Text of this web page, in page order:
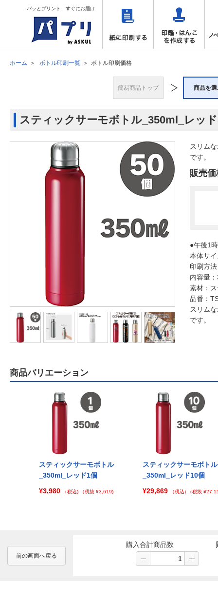
パッとプリント、すぐにお届け
ホーム ボトル印刷一覧 ボトル印刷価格
簡易商品トップ 商品を
スティックサーモボトル_350ml_レッ
スリム
です。
販売価
●午後1
本体サ
印刷方
内容量
素材：
品番：
スリム
です。
商品バリエーション
スティックサーモボトル
_350ml_レッド1個
¥3,980
（税込) （税抜 ¥3,619)
スティックサーモボトル
_350ml_レッド10個
¥29,869
（税込) （税抜
前の画面へ戻る
購入合計商品数